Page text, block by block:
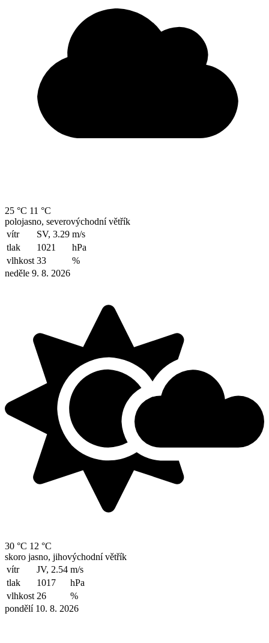
25 °C 11 °C
polojasno, severovýchodní větřík
vítr
SV, 3.29 m/s
tlak
1021
hPa
vlhkost 33
%
neděle 9. 8. 2026
30 °C 12 °C
skoro jasno, jihovýchodní větřík
vítr
JV, 2.54 m/s
tlak
1017
hPa
vlhkost 26
%
pondělí 10. 8. 2026